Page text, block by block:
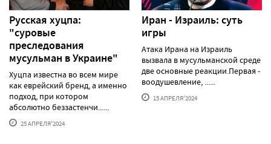
Русская хуцпа:
"суровые
преследования
мусульман в Украине"
Хуцпа известна во всем мире
как еврейский бренд, а именно
подход, при котором
абсолютно беззастенчи......
25 АПРЕЛЯ'2024
Иран - Израиль: суть
игры
Атака Ирана на Израиль
вызвала в мусульманской среде
две основные реакции.Первая -
воодушевление, ......
15 АПРЕЛЯ'2024